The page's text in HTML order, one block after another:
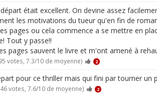
était excellent. On devine assez
les motivations du tueur qu'en fin de
pages ou cela commence a se mettre en
Tout y passe!!
pages sauvent le livre et m'ont amené à
votes, 7.3/10 de moyenne) 2
pour ce thriller mais qui fini par tourner un
votes, 7.6/10 de moyenne) 2